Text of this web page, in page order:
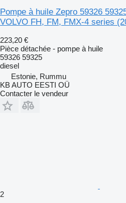
Pompe à huile Zepro 59326
VOLVO FH, FM, FMX-4 series
223,20 €
Pièce détachée - pompe à huile
59326 59325
diesel
Estonie, Rummu
KB AUTO EESTI OÜ
Contacter le vendeur
2